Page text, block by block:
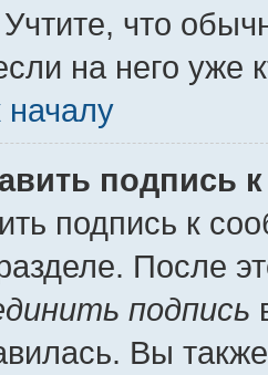
что
на него уже
началу
подпись
подпись к
После
подпись
Вы